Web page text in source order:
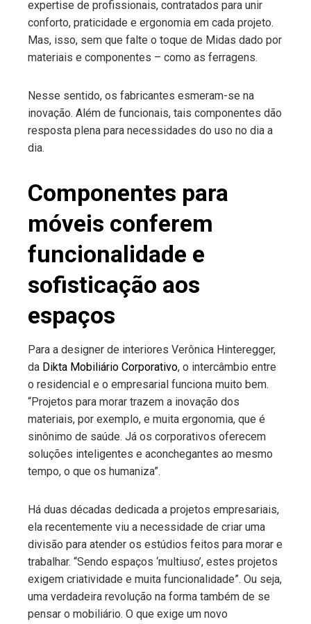
expertise de profissionais, contratados para unir
conforto, praticidade e ergonomia em cada projeto.
Mas, isso, sem que falte o toque de Midas dado por
materiais e componentes – como as ferragens.
Nesse sentido, os fabricantes esmeram-se na
inovação. Além de funcionais, tais componentes dão
resposta plena para necessidades do uso no dia a
dia.
Componentes para
móveis conferem
funcionalidade e
sofisticação aos
espaços
Para a designer de interiores Verônica Hinteregger,
da Dikta Mobiliário Corporativo, o intercâmbio entre
o residencial e o empresarial funciona muito bem.
“Projetos para morar trazem a inovação dos
materiais, por exemplo, e muita ergonomia, que é
sinônimo de saúde. Já os corporativos oferecem
soluções inteligentes e aconchegantes ao mesmo
tempo, o que os humaniza”.
Há duas décadas dedicada a projetos empresariais,
ela recentemente viu a necessidade de criar uma
divisão para atender os estúdios feitos para morar e
trabalhar. “Sendo espaços ‘multiuso’, estes projetos
exigem criatividade e muita funcionalidade”. Ou seja,
uma verdadeira revolução na forma também de se
pensar o mobiliário. O que exige um novo